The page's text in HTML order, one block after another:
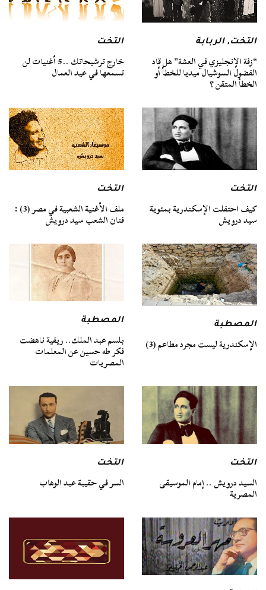
التخت,الربابة
“زفة الإنجليزي في العشة” هل قاد
الفضول السوشيال ميديا للخطأ أو
الخطأ المتقن ؟
التخت
خارج ترشيحاتك .. 5 أغنيات لن
تسمعها في عيد العمال
التخت
كيف احتفلت الإسكندرية بمئوية
سيد درويش
التخت
ملف الأغنية الشعبية في مصر (3) :
فنان الشعب سيد درويش
المصطبة
الإسكندرية ليست مجرد مطاعم (3)
المصطبة
بلسم عبد الملك.. ريفية ناهضت
فكر طه حسين عن المعلمات
المصريات
التخت
السيد درويش .. إمام الموسيقى
المصرية
التخت
السر في حقيبة عبد الوهاب